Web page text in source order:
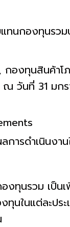
นกองทุนรวม
องทุนสินค้า
วันที่ 31 มกร
ารดำเนินงา
งทุนรวม เป็
นในแต่ละปร